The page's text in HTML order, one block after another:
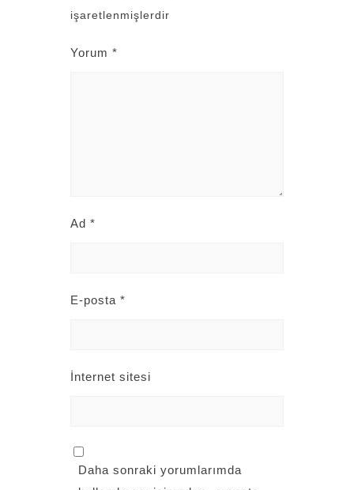
işaretlenmişlerdir
Yorum *
Ad *
E-posta *
İnternet sitesi
Daha sonraki yorumlarımda